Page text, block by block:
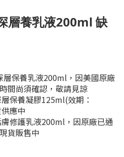
層養乳液200ml 缺
保養乳液200ml，因美國原廠
間尚須確認，敬請見諒
保養凝膠125ml(效期：
應中
修護乳液200ml，因原廠已通
貨販售中